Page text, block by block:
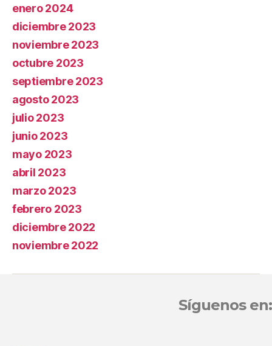
enero 2024
diciembre 2023
noviembre 2023
octubre 2023
septiembre 2023
agosto 2023
julio 2023
junio 2023
mayo 2023
abril 2023
marzo 2023
febrero 2023
diciembre 2022
noviembre 2022
Síguenos en: